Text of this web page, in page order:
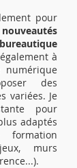
pour
nouveautés
à
des
variées. Je
pour
adaptés
murs